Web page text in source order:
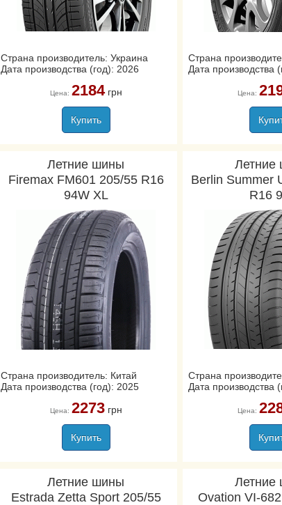
Страна производитель: Украина
Дата производства (год): 2026
Цена: 2184грн
Купить
Страна
Дата производства
Цена:
Летние шины
Firemax FM601 205/55 R16
94W XL
Страна производитель: Китай
Дата производства (год): 2025
Цена: 2273грн
Купить
Летние
Berlin Summer
R16
Страна
Дата производства
Цена:
Летние шины
Estrada Zetta Sport 205/55
Летние
Ovation VI-